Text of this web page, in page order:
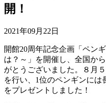
開！
2021年09月22日
開館20周年記念企画「ペン
は？～」を開催し、全国か
がとうございました。８月
を行い、1位のペンギンに
をプレゼントしました！